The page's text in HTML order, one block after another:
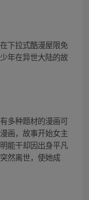
下拉式酷漫屋限免
年在异世大陆的故
多种题材的漫画可
画，故事开始女主
能干却因出身平凡
然离世，使她成